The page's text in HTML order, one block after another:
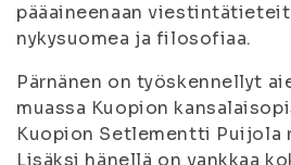
pääaineenaan
nykysuomea ja filosofiaa.
Pärnänen on työskennellyt
muassa Kuopion
Kuopion Setlementti Puijola
Lisäksi hänellä on vankkaa